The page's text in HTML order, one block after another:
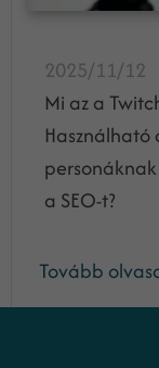
2025/11/12
Mi az a
a SEO-t?
Tovább